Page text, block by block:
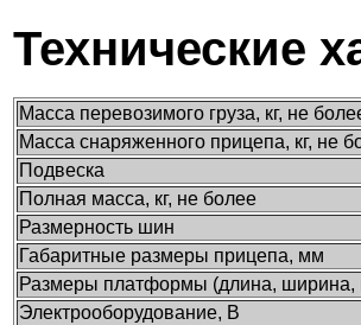
Технические
Масса перевозимого груза, кг, не
Масса снаряженного прицепа, кг, не
Подвеска
Полная масса, кг, не более
Размерность шин
Габаритные размеры прицепа, мм
Размеры платформы (длина, ширина,
Электрооборудование, В